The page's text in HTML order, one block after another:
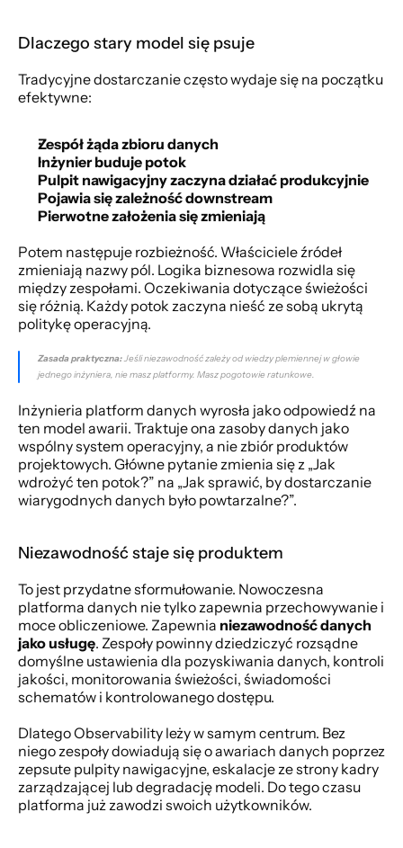
Dlaczego stary model się psuje
Tradycyjne dostarczanie często wydaje się na początku
efektywne:
Zespół żąda zbioru danych
Inżynier buduje potok
Pulpit nawigacyjny zaczyna działać produkcyjnie
Pojawia się zależność downstream
Pierwotne założenia się zmieniają
Potem następuje rozbieżność. Właściciele źródeł
zmieniają nazwy pól. Logika biznesowa rozwidla się
między zespołami. Oczekiwania dotyczące świeżości
się różnią. Każdy potok zaczyna nieść ze sobą ukrytą
politykę operacyjną.
Zasada praktyczna: Jeśli niezawodność zależy od wiedzy plemiennej w głowie
jednego inżyniera, nie masz platformy. Masz pogotowie ratunkowe.
Inżynieria platform danych wyrosła jako odpowiedź na
ten model awarii. Traktuje ona zasoby danych jako
wspólny system operacyjny, a nie zbiór produktów
projektowych. Główne pytanie zmienia się z „Jak
wdrożyć ten potok?” na „Jak sprawić, by dostarczanie
wiarygodnych danych było powtarzalne?”.
Niezawodność staje się produktem
To jest przydatne sformułowanie. Nowoczesna
platforma danych nie tylko zapewnia przechowywanie i
moce obliczeniowe. Zapewnia niezawodność danych
jako usługę. Zespoły powinny dziedziczyć rozsądne
domyślne ustawienia dla pozyskiwania danych, kontroli
jakości, monitorowania świeżości, świadomości
schematów i kontrolowanego dostępu.
Dlatego Observability leży w samym centrum. Bez
niego zespoły dowiadują się o awariach danych poprzez
zepsute pulpity nawigacyjne, eskalacje ze strony kadry
zarządzającej lub degradację modeli. Do tego czasu
platforma już zawodzi swoich użytkowników.